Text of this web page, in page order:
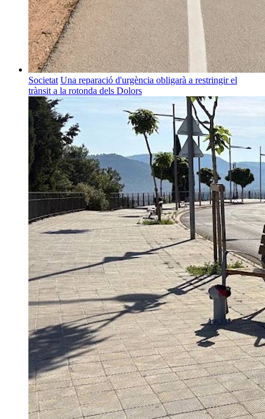
Societat Una reparació d'urgència obligarà a restringir el
trànsit a la rotonda dels Dolors